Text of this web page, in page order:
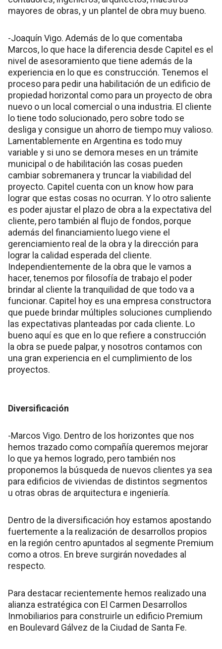
mayores de obras, y un plantel de obra muy bueno.
-Joaquín Vigo. Además de lo que comentaba
Marcos, lo que hace la diferencia desde Capitel es el
nivel de asesoramiento que tiene además de la
experiencia en lo que es construcción. Tenemos el
proceso para pedir una habilitación de un edificio de
propiedad horizontal como para un proyecto de obra
nuevo o un local comercial o una industria. El cliente
lo tiene todo solucionado, pero sobre todo se
desliga y consigue un ahorro de tiempo muy valioso.
Lamentablemente en Argentina es todo muy
variable y si uno se demora meses en un trámite
municipal o de habilitación las cosas pueden
cambiar sobremanera y truncar la viabilidad del
proyecto. Capitel cuenta con un know how para
lograr que estas cosas no ocurran. Y lo otro saliente
es poder ajustar el plazo de obra a la expectativa del
cliente, pero también al flujo de fondos, porque
además del financiamiento luego viene el
gerenciamiento real de la obra y la dirección para
lograr la calidad esperada del cliente.
Independientemente de la obra que le vamos a
hacer, tenemos por filosofía de trabajo el poder
brindar al cliente la tranquilidad de que todo va a
funcionar. Capitel hoy es una empresa constructora
que puede brindar múltiples soluciones cumpliendo
las expectativas planteadas por cada cliente. Lo
bueno aquí es que en lo que refiere a construcción
la obra se puede palpar, y nosotros contamos con
una gran experiencia en el cumplimiento de los
proyectos.
Diversificación
-Marcos Vigo. Dentro de los horizontes que nos
hemos trazado como compañía queremos mejorar
lo que ya hemos logrado, pero también nos
proponemos la búsqueda de nuevos clientes ya sea
para edificios de viviendas de distintos segmentos
u otras obras de arquitectura e ingeniería.
Dentro de la diversificación hoy estamos apostando
fuertemente a la realización de desarrollos propios
en la región centro apuntados al segmente Premium
como a otros. En breve surgirán novedades al
respecto.
Para destacar recientemente hemos realizado una
alianza estratégica con El Carmen Desarrollos
Inmobiliarios para construirle un edificio Premium
en Boulevard Gálvez de la Ciudad de Santa Fe.